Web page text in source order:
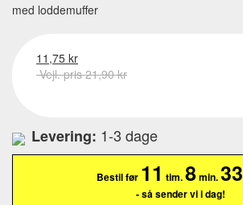
med loddemuffer
11,75 kr
Vejl. pris 21,90 kr
Levering: 1-3 dage
Bestil før 11 tim.8 min.32
- så sender vi i dag!